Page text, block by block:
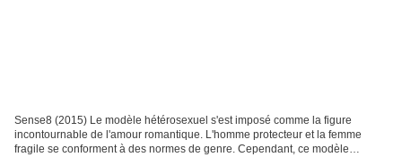
Sense8 (2015) Le modèle hétérosexuel s'est imposé comme la figure
incontournable de l'amour romantique. L'homme protecteur et la femme
fragile se conforment à des normes de genre. Cependant, ce modèle